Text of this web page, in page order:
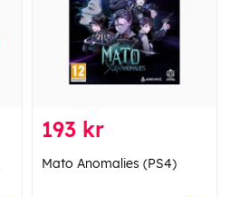
193 kr
Mato Anomalies (PS4)